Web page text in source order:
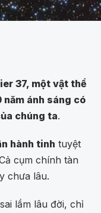
37, một vật thể
ánh sáng có
chúng ta.
hành tinh tuyệt
cụm chính tàn
chưa lâu.
lầm lâu đời, chỉ